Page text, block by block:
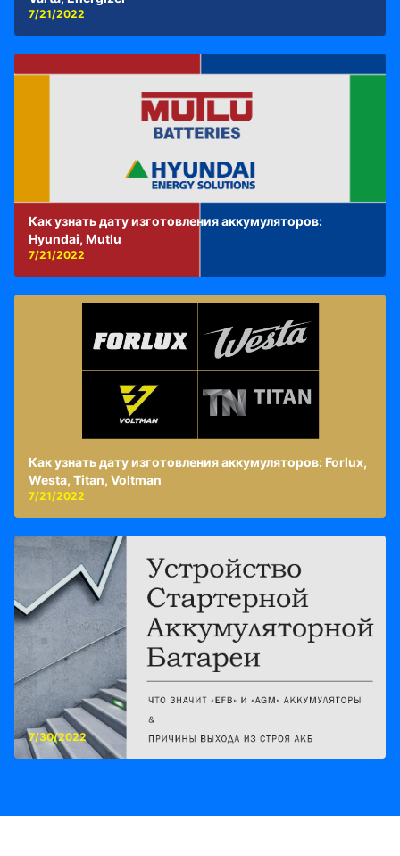
7/21/2022
Как узнать дату изготовления аккумуляторов:
Hyundai, Mutlu
7/21/2022
Как узнать дату изготовления аккумуляторов: Forlux,
Westa, Titan, Voltman
7/21/2022
7/30/2022